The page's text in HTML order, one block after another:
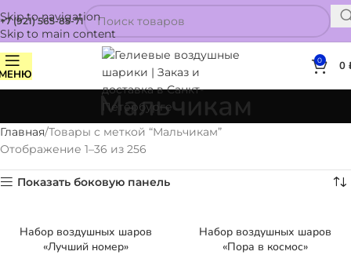
Skip to navigation
Skip to main content
+7 (921) 565-85-71
0 0
Мальчикам
Главная Товары с меткой “Мальчикам”
Отображение 1–36 из 256
Показать боковую панель
Набор воздушных шаров
«Лучший номер»
Набор воздушных шаров
«Пора в космос»